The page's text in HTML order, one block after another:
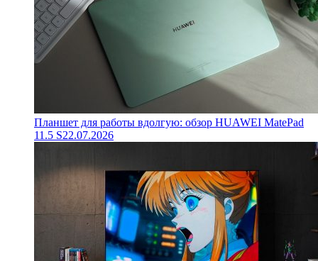
Планшет для работы вдолгую: обзор HUAWEI MatePad
11.5 S22.07.2026